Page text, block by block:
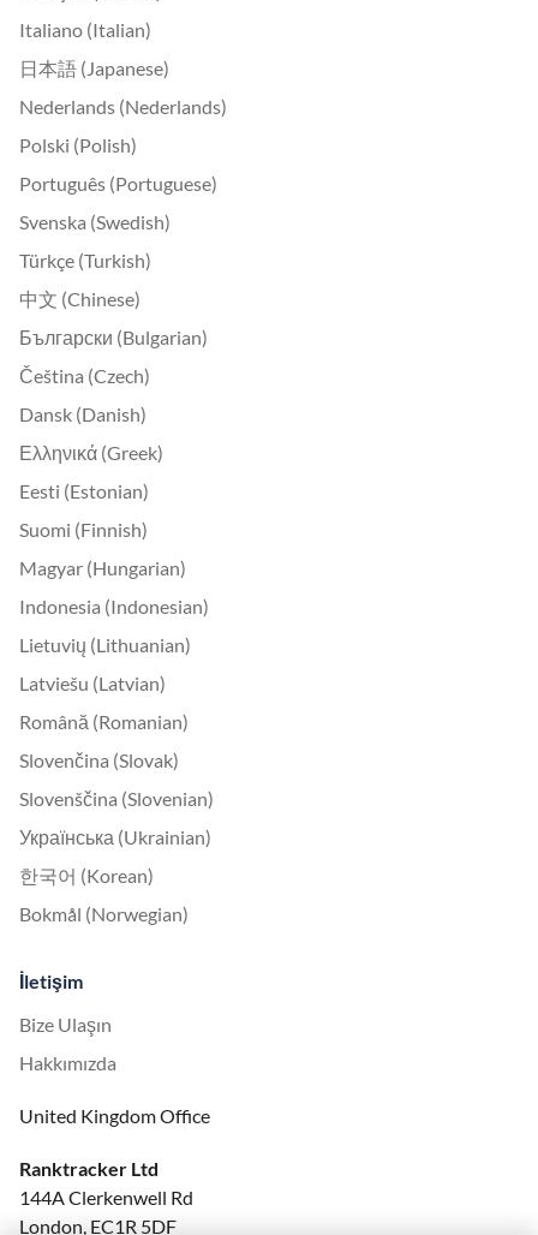
Italiano (Italian)
日本語 (Japanese)
Nederlands (Nederlands)
Polski (Polish)
Português (Portuguese)
Svenska (Swedish)
Türkçe (Turkish)
中文 (Chinese)
Български (Bulgarian)
Čeština (Czech)
Dansk (Danish)
Ελληνικά (Greek)
Eesti (Estonian)
Suomi (Finnish)
Magyar (Hungarian)
Indonesia (Indonesian)
Lietuvių (Lithuanian)
Latviešu (Latvian)
Română (Romanian)
Slovenčina (Slovak)
Slovenščina (Slovenian)
Українська (Ukrainian)
한국어 (Korean)
Bokmål (Norwegian)
İletişim
Bize Ulaşın
Hakkımızda
United Kingdom Office
Ranktracker Ltd
144A Clerkenwell Rd
London, EC1R 5DF